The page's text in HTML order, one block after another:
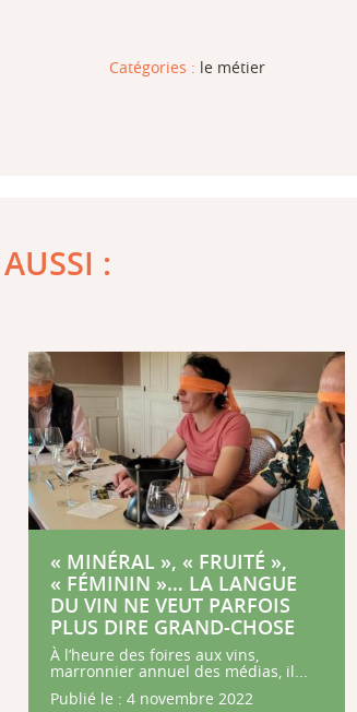
Catégories : le métier
:
« MINÉRAL », « FRUITÉ »,
« FÉMININ »… LA LANGUE
DU VIN NE VEUT PARFOIS
PLUS DIRE GRAND-CHOSE
À l’heure des foires aux vins,
marronnier annuel des médias, il...
Publié le : 4 novembre 2022